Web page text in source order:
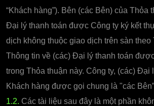
“Khách hàng”). Bên (các Bên) của Thỏa
Đại lý thanh toán được Công ty ký kết
dịch không thuộc giao dịch trên sàn theo
Thông tin về (các) Đại lý thanh toán
trong Thỏa thuận này. Công ty, (các) Đại
Khách hàng được gọi chung là "các
1.2. Các tài liệu sau đây là một phần